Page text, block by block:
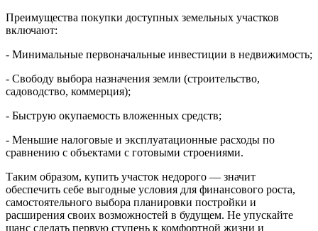
Преимущества покупки доступных земельных участков
включают:
- Минимальные первоначальные инвестиции в недвижимость;
- Свободу выбора назначения земли (строительство,
садоводство, коммерция);
- Быструю окупаемость вложенных средств;
- Меньшие налоговые и эксплуатационные расходы по
сравнению с объектами с готовыми строениями.
Таким образом, купить участок недорого — значит
обеспечить себе выгодные условия для финансового роста,
самостоятельного выбора планировки постройки и
расширения своих возможностей в будущем. Не упускайте
шанс сделать первую ступень к комфортной жизни и